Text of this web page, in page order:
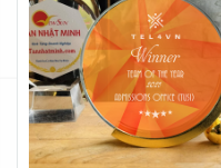
Chúng tôi sẵn sàng hỗ
chúng tôi nhé:
Hoặc xem thêm: Click
Cũng có thể tham quan
Click Xem.